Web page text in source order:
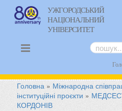
УЖГОРОДСЬКИЙ
НАЦІОНАЛЬНИЙ
УНІВЕРСИТЕТ
Головна » Міжнародна
інституційні проєкти »
КОРДОНІВ